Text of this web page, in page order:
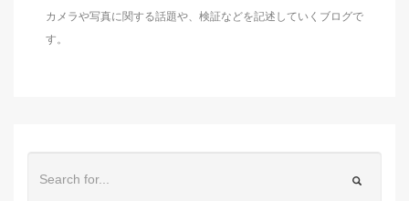
カメラや写真に関する話題や、検証などを記述していくブログで
す。